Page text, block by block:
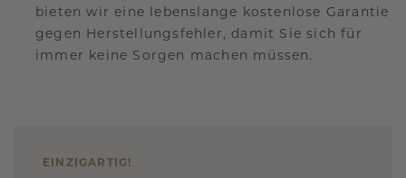
bieten wir eine lebenslange kostenlose Garantie
gegen Herstellungsfehler, damit Sie sich für
immer keine Sorgen machen müssen.
EINZIGARTIG !